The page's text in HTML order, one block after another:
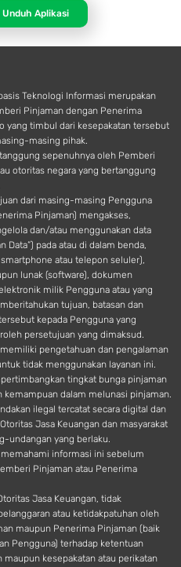
p
d
r
o
d
Unduh Aplikasi
Teknologi Informasi merupakan
Pinjaman dengan Penerima
yang timbul dari kesepakatan tersebut
masing pihak.
sepenuhnya oleh Pemberi
otoritas negara yang bertanggung
dari masing-masing Pengguna
Pinjaman) mengakses,
dan/atau menggunakan data
Data”) pada atau di dalam benda,
atau telepon seluler),
lunak (software), dokumen
milik Pengguna atau yang
tujuan, batasan dan
kepada Pengguna yang
persetujuan yang dimaksud.
pengetahuan dan pengalaman
tidak menggunakan layanan ini.
tingkat bunga pinjaman
kemampuan dalam melunasi pinjaman.
ilegal tercatat secara digital dan
Jasa Keuangan dan masyarakat
undangan yang berlaku.
informasi ini sebelum
Pinjaman atau Penerima
Jasa Keuangan, tidak
atau ketidakpatuhan oleh
maupun Penerima Pinjaman (baik
Pengguna) terhadap ketentuan
kesepakatan atau perikatan